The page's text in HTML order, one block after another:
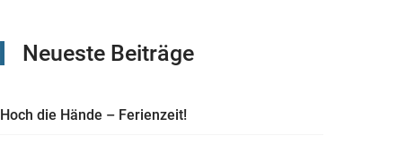
Neueste Beiträge
Hoch die Hände – Ferienzeit!